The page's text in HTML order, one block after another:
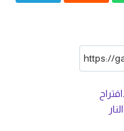
اقتراح
النار